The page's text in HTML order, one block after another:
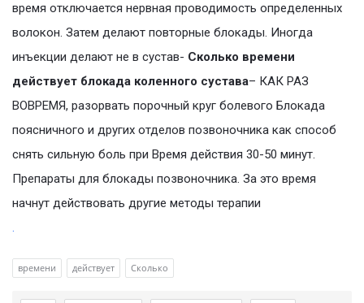
время отключается нервная проводимость определенных
волокон. Затем делают повторные блокады. Иногда
инъекции делают не в сустав- Сколько времени
действует блокада коленного сустава– КАК РАЗ
ВОВРЕМЯ, разорвать порочный круг болевого Блокада
поясничного и других отделов позвоночника как способ
снять сильную боль при Время действия 30-50 минут.
Препараты для блокады позвоночника. За это время
начнут действовать другие методы терапии
.
времени действует Сколько